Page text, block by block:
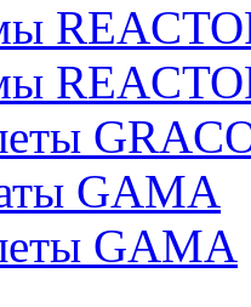
GAMA
GAMA